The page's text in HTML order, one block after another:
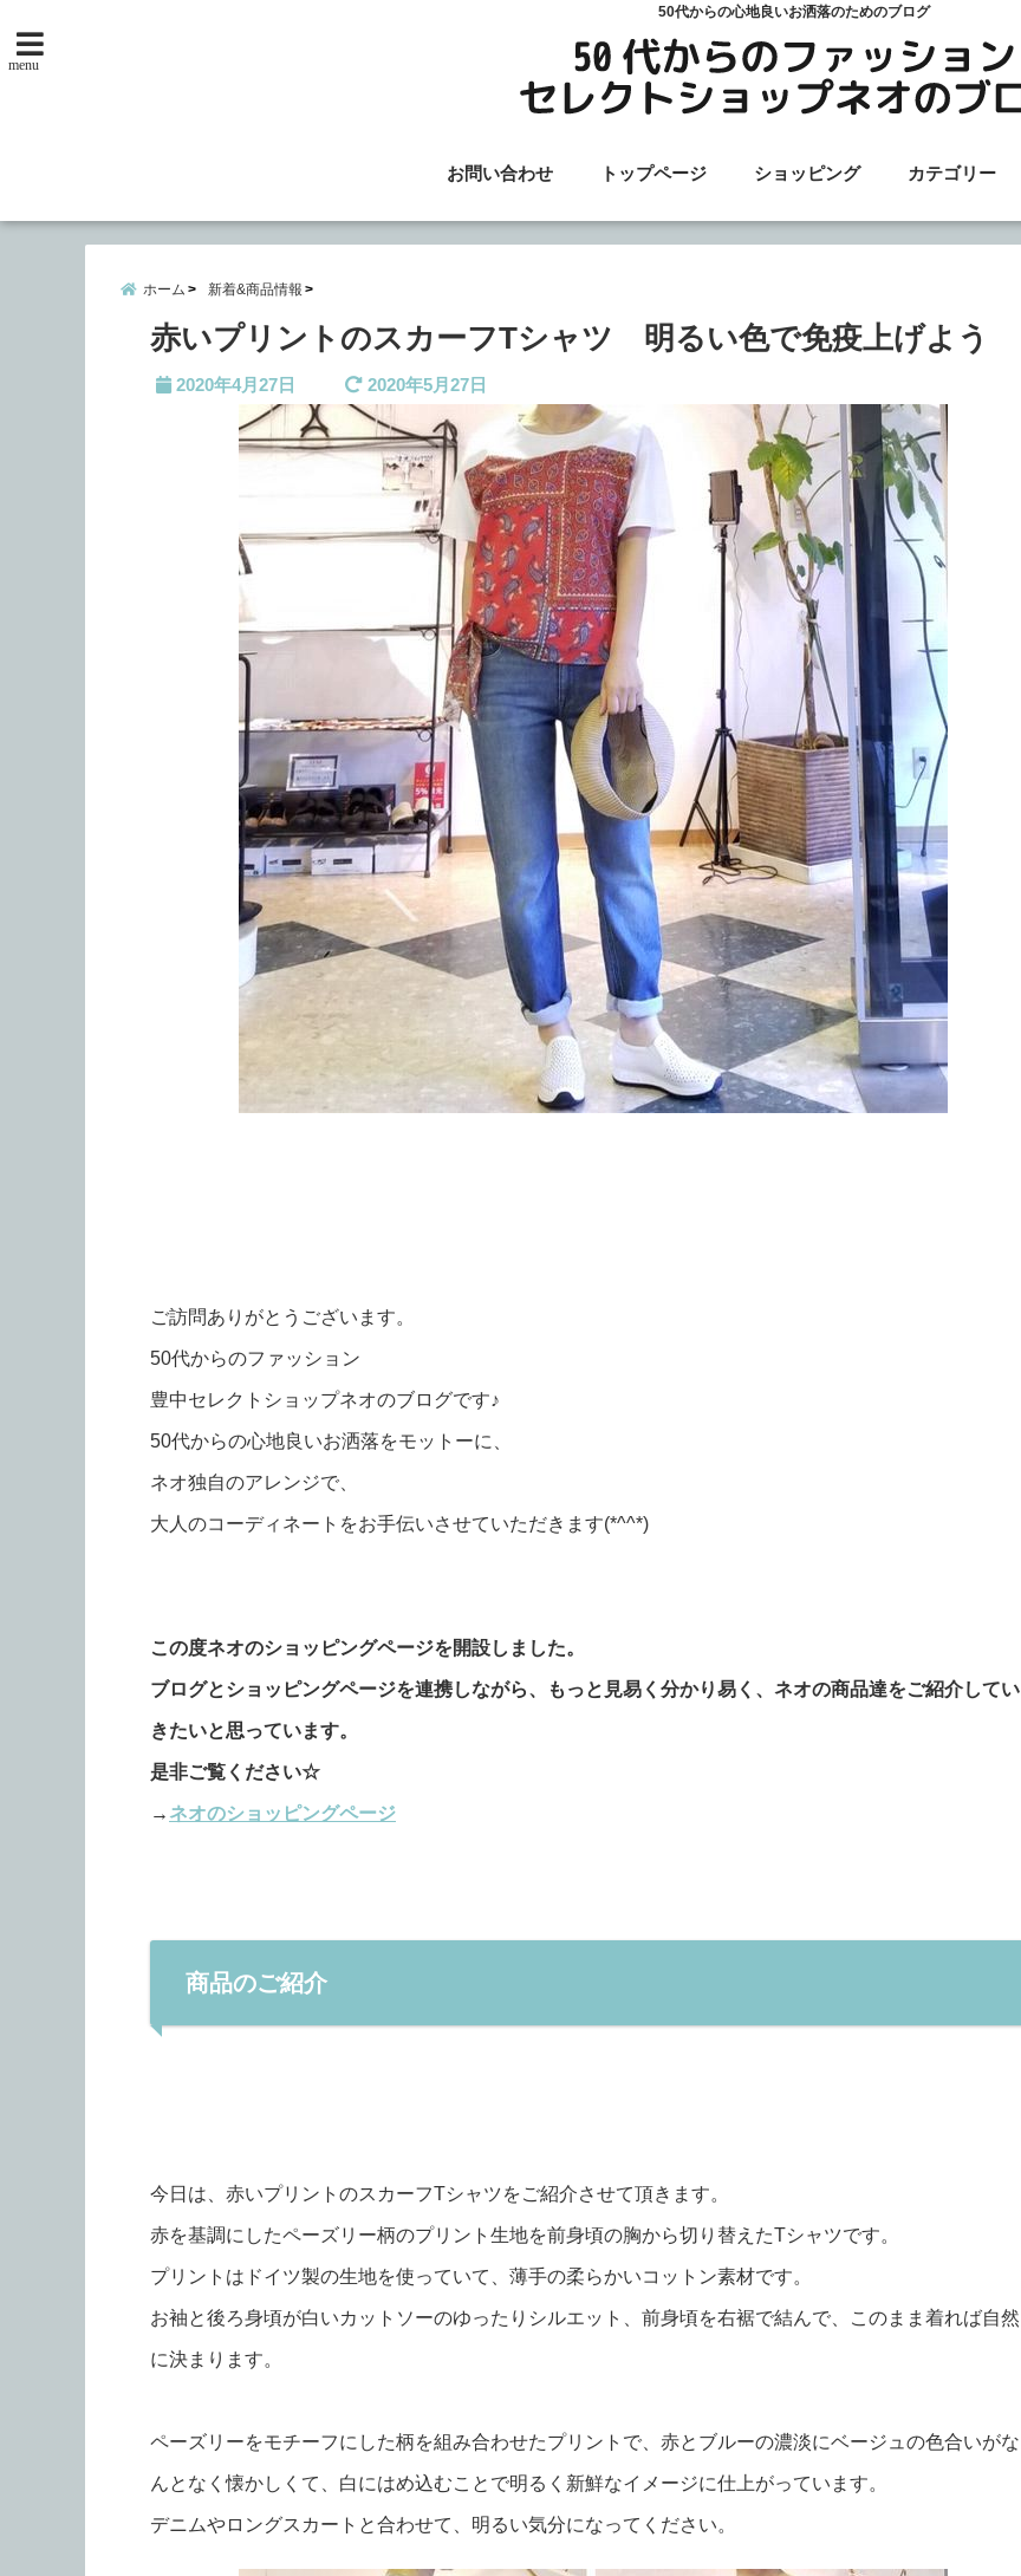
50代からの心地良いお洒落のためのブログ
menu
お問い合わせ トップページ ショッピング カテゴリー
ホーム 新着&商品情報
赤いプリントのスカーフTシャツ 明るい色で免疫上げよう
2020年4月27日 2020年5月27日
ご訪問ありがとうございます。
50代からのファッション
豊中セレクトショップネオのブログです♪
50代からの心地良いお洒落をモットーに、
ネオ独自のアレンジで、
大人のコーディネートをお手伝いさせていただきます(*^^*)
この度ネオのショッピングページを開設しました。
ブログとショッピングページを連携しながら、もっと見易く分かり易く、ネオの商品達をご紹介してい
きたいと思っています。
是非ご覧ください☆
→ ネオのショッピングページ
商品のご紹介
今日は、赤いプリントのスカーフTシャツをご紹介させて頂きます。
赤を基調にしたペーズリー柄のプリント生地を前身頃の胸から切り替えたTシャツです。
プリントはドイツ製の生地を使っていて、薄手の柔らかいコットン素材です。
お袖と後ろ身頃が白いカットソーのゆったりシルエット、前身頃を右裾で結んで、このまま着れば自然
に決まります。
ペーズリーをモチーフにした柄を組み合わせたプリントで、赤とブルーの濃淡にベージュの色合いがな
んとなく懐かしくて、白にはめ込むことで明るく新鮮なイメージに仕上がっています。
デニムやロングスカートと合わせて、明るい気分になってください。